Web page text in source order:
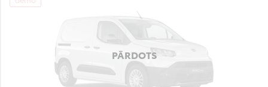
PĀRDOTS